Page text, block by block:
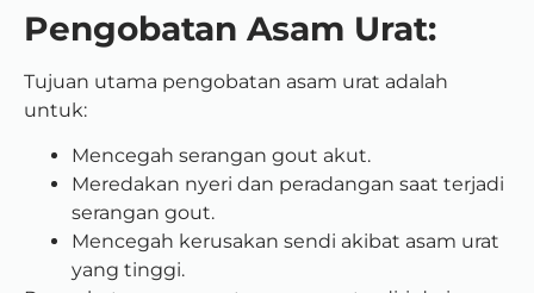
Pengobatan Asam Urat:
Tujuan utama pengobatan asam urat adalah
untuk:
Mencegah serangan gout akut.
Meredakan nyeri dan peradangan saat terjadi
serangan gout.
Mencegah kerusakan sendi akibat asam urat
yang tinggi.